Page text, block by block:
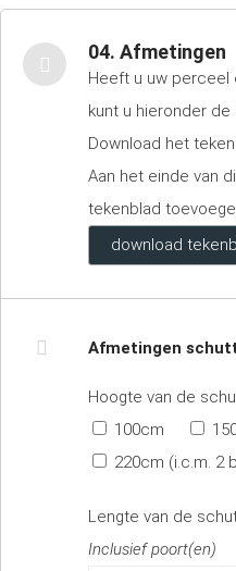
04. Afmetingen
Heeft u uw perceel
kunt u hieronder
Download het
Aan het einde van
tekenblad
download
Afmetingen
Hoogte van de
100cm
220cm (i.c.m. 2
Lengte van de
Inclusief poort(en)